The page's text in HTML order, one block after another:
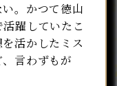
。かつて徳山
躍していたこ
活かしたミス
言わずもが